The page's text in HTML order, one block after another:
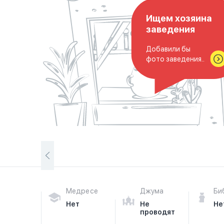
Ищем хозяина
заведения
Добавили бы
фото заведения..
Медресе
Нет
Джума
Не
проводят